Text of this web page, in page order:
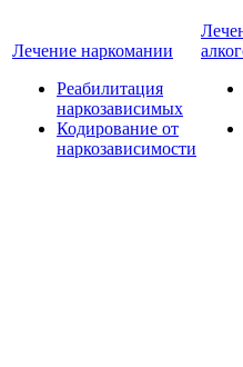
Лечение наркомании
Реабилитация
наркозависимых
Кодирование от
наркозависимости